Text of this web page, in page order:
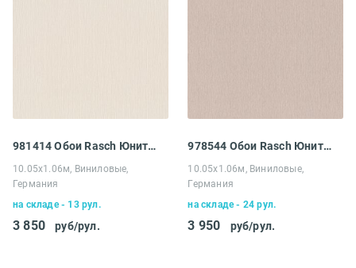
981414 Обои Rasch Юнитекс
10.05х1.06м, Виниловые,
Германия
на складе - 13 рул.
3 850 руб/рул.
978544 Обои Rasch Юнитекс
10.05х1.06м, Виниловые,
Германия
на складе - 24 рул.
3 950 руб/рул.